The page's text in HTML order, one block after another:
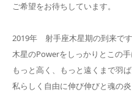
ご希望をお待ちしています。
2019年 射手座木星期の到来です
木星のPowerをしっかりとこの手
もっと高く、もっと遠くまで羽
私らしく自由に伸び伸びと魂の